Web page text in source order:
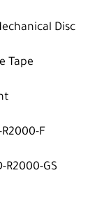
Disc
Tape
F
GS